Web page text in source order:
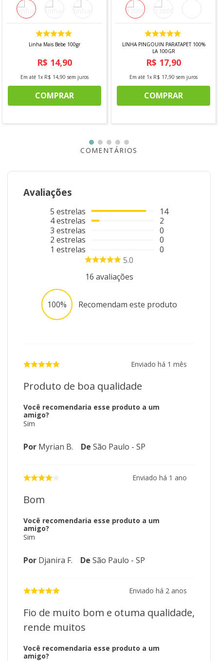
Linha Mais Bebe 100gr
R$ 14,90
Em até 1x R$ 14,90 sem juros
COMPRAR
LINHA PINGOUIN PARATAPET 100%
LA 100GR
R$ 17,90
Em até 1x R$ 17,90 sem juros
COMPRAR
COMENTÁRIOS
Avaliações
5 estrelas
4estrelas
3 estrelas
2 estrelas
1 estrelas
14
2
0
0
0
5.0
16 avaliações
100% Recomendam este produto
Enviado há 1 mês
Produto de boa qualidade
Você recomendaria esse produto a um
amigo?
Sim
Por Myrian B. De São Paulo - SP
Enviado há 1 ano
Bom
Você recomendaria esse produto a um
amigo?
Sim
Por Djanira F. De São Paulo - SP
Enviado há 2 anos
Fio de muito bom e otuma qualidade,
rende muitos
Você recomendaria esse produto a um
amigo?